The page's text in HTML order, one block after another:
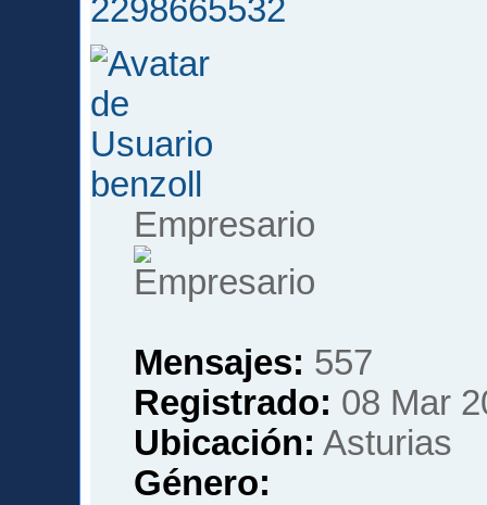
2298665532
benzoll
Empresario
Mensajes: 557
Registrado: 08 Mar
Ubicación: Asturias
Género: